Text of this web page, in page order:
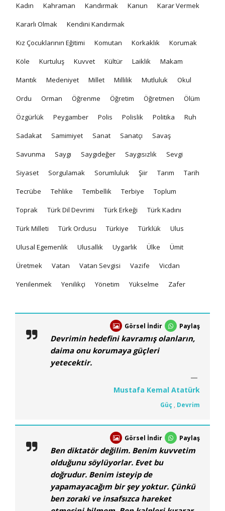
Kadın Kahraman Kandırmak Kanun Karar Vermek
Kararlı Olmak Kendini Kandırmak
Kız Çocuklarının Eğitimi Komutan Korkaklık Korumak
Köle Kurtuluş Kuvvet Kültür Laiklik Makam
Mantık Medeniyet Millet Millilik Mutluluk Okul
Ordu Orman Öğrenme Öğretim Öğretmen Ölüm
Özgürlük Peygamber Polis Polislik Politika Ruh
Sadakat Samimiyet Sanat Sanatçı Savaş
Savunma Saygı Saygıdeğer Saygısızlık Sevgi
Siyaset Sorgulamak Sorumluluk Şiir Tarım Tarih
Tecrübe Tehlike Tembellik Terbiye Toplum
Toprak Türk Dil Devrimi Türk Erkeği Türk Kadını
Türk Milleti Türk Ordusu Türkiye Türklük Ulus
Ulusal Egemenlik Ulusallık Uygarlık Ülke Ümit
Üretmek Vatan Vatan Sevgisi Vazife Vicdan
Yenilenmek Yenilikçi Yönetim Yükselme Zafer
Görsel İndir Paylaş
Devrimin hedefini kavramış olanların,
daima onu korumaya güçleri
yetecektir.
Mustafa Kemal Atatürk
Güç , Devrim
Görsel İndir Paylaş
Ben diktatör değilim. Benim kuvvetim
olduğunu söylüyorlar. Evet bu
doğrudur. Benim isteyip de
yapamayacağım bir şey yoktur. Çünkü
ben zoraki ve insafsızca hareket